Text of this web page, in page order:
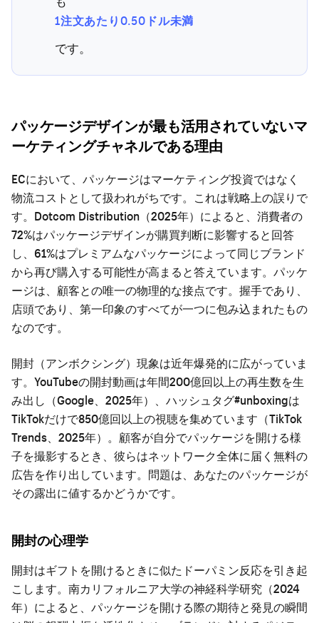
1注文あたり0.50ドル未満
です。
パッケージデザインが最も活用されていないマ
ーケティングチャネルである理由
ECにおいて、パッケージはマーケティング投資ではなく
物流コストとして扱われがちです。これは戦略上の誤りで
す。Dotcom Distribution（2025年）によると、消費者の
72%はパッケージデザインが購買判断に影響すると回答
し、61%はプレミアムなパッケージによって同じブランド
から再び購入する可能性が高まると答えています。パッケ
ージは、顧客との唯一の物理的な接点です。握手であり、
店頭であり、第一印象のすべてが一つに包み込まれたもの
なのです。
開封（アンボクシング）現象は近年爆発的に広がっていま
す。YouTubeの開封動画は年間200億回以上の再生数を生
み出し（Google、2025年）、ハッシュタグ#unboxingは
TikTokだけで850億回以上の視聴を集めています（TikTok
Trends、2025年）。顧客が自分でパッケージを開ける様
子を撮影するとき、彼らはネットワーク全体に届く無料の
広告を作り出しています。問題は、あなたのパッケージが
その露出に値するかどうかです。
開封の心理学
開封はギフトを開けるときに似たドーパミン反応を引き起
こします。南カリフォルニア大学の神経科学研究（2024
年）によると、パッケージを開ける際の期待と発見の瞬間